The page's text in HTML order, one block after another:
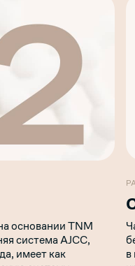
основании TNM
система AJCC,
имеет как
в